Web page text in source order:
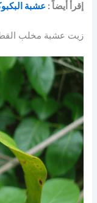
إقرأ أيضاً : عشبة
زيت عشبة مخلب القط